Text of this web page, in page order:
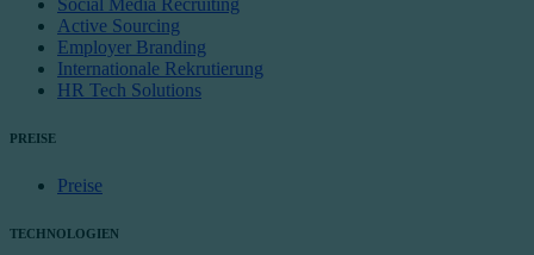
Social Media Recruiting
Active Sourcing
Employer Branding
Internationale Rekrutierung
HR Tech Solutions
PREISE
Preise
TECHNOLOGIEN